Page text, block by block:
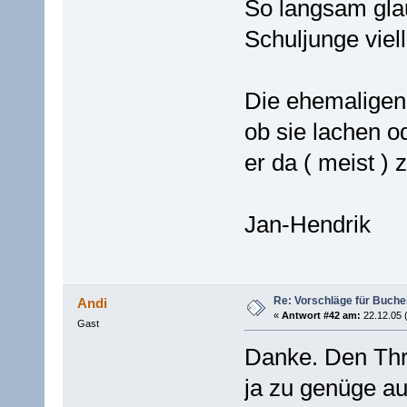
So langsam
Schuljunge
Die
ob sie lachen
er da ( meist )
Jan-Hendrik
Andi
Gast
Re: Vorschläge für
« Antwort #42 am: 22.12.05
Danke. Den
ja zu genüge